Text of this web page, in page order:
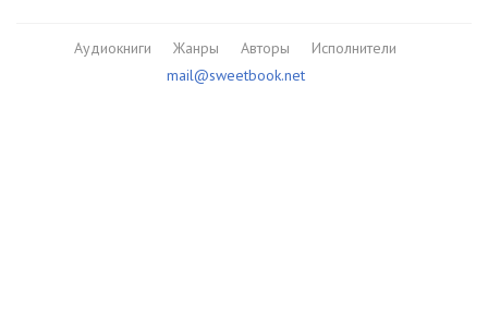
Аудиокниги Жанры Авторы
Исполнители
mail@sweetbook.net